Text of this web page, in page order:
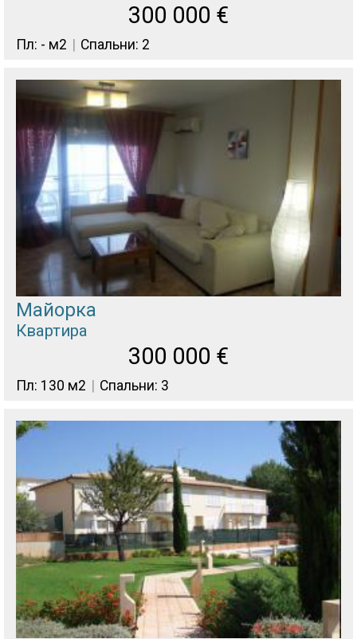
300 000 €
Пл: - м2 Спальни: 2
Майорка
Квартира
300 000 €
Пл: 130 м2 Спальни: 3